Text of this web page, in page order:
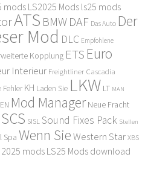
mods LS2025 Mods ls25 mods
ATS BMW DAF Das Auto Der
Mod DLC Empfohlene
Kopplung ETS Euro
Interieur Freightliner Cascadia
Fehler KH Laden Sie LKW LT MAN
Mod Manager Neue Fracht
SCS SISLSound Fixes Pack Stellen
Spa Wenn Sie Western Star XBS
mods LS25 Mods download